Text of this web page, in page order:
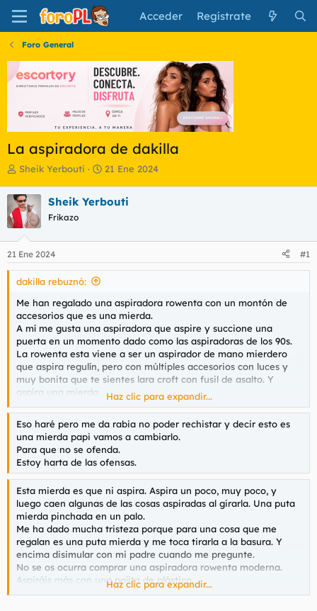
Acceder Regístrate
Foro General
La aspiradora de dakilla
I
i
c
i
a
d
o
r
d
l
t
e
m
a
Sheik Yerbouti
F
h
e
n
i
o
21 Ene 2024
Sheik Yerbouti
Frikazo
21 Ene 2024 #1
dakilla rebuznó:
Me han regalado una aspiradora rowenta con un montón de
accesorios que es una mierda.
A mí me gusta una aspiradora que aspire y succione una
puerta en un momento dado como las aspiradoras de los 90s.
La rowenta esta viene a ser un aspirador de mano mierdero
que aspira regulín, pero con múltiples accesorios con luces y
muy bonita que te sientes lara croft con fusil de asalto. Y
aspira una mierda.
Y cómo le digo a mi padre que eso es una mierda si no me ha
dado ticket regalo. Pues me quedo el chisme básico que es
como una aspiradora cutre de los chinos para el coche y a
decir que qué maravilla que nunca ví semejante aspirar. Jamás.
Estoy triste. No me puedo ni quejar.
Haz clic para expandir...
Eso haré pero me da rabia no poder rechistar y decir esto es
una mierda papi vamos a cambiarlo.
Para que no se ofenda.
Estoy harta de las ofensas.
Esta mierda es que ni aspira. Aspira un poco, muy poco, y
luego caen algunas de las cosas aspiradas al girarla. Una puta
mierda pinchada en un palo.
Me ha dado mucha tristeza porque para una cosa que me
regalan es una puta mierda y me toca tirarla a la basura. Y
encima disimular con mi padre cuando me pregunte.
No se os ocurra comprar una aspiradora rowenta moderna.
Aspiráis más con una pajita de plástico.
Menudo timo de mierda, qué pena que yo me tenga que callar
Haz clic para expandir...